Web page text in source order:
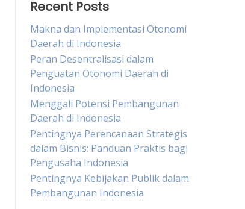
Recent Posts
Makna dan Implementasi Otonomi
Daerah di Indonesia
Peran Desentralisasi dalam
Penguatan Otonomi Daerah di
Indonesia
Menggali Potensi Pembangunan
Daerah di Indonesia
Pentingnya Perencanaan Strategis
dalam Bisnis: Panduan Praktis bagi
Pengusaha Indonesia
Pentingnya Kebijakan Publik dalam
Pembangunan Indonesia